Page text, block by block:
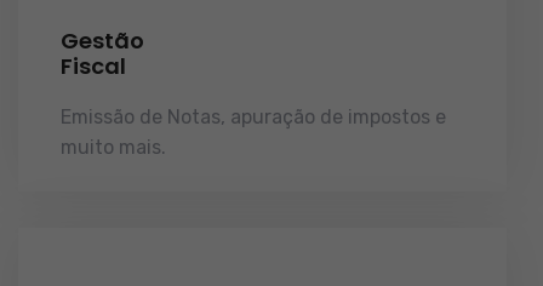
Gestão
Fiscal
Emissão de Notas, apuração de impostos e
muito mais.